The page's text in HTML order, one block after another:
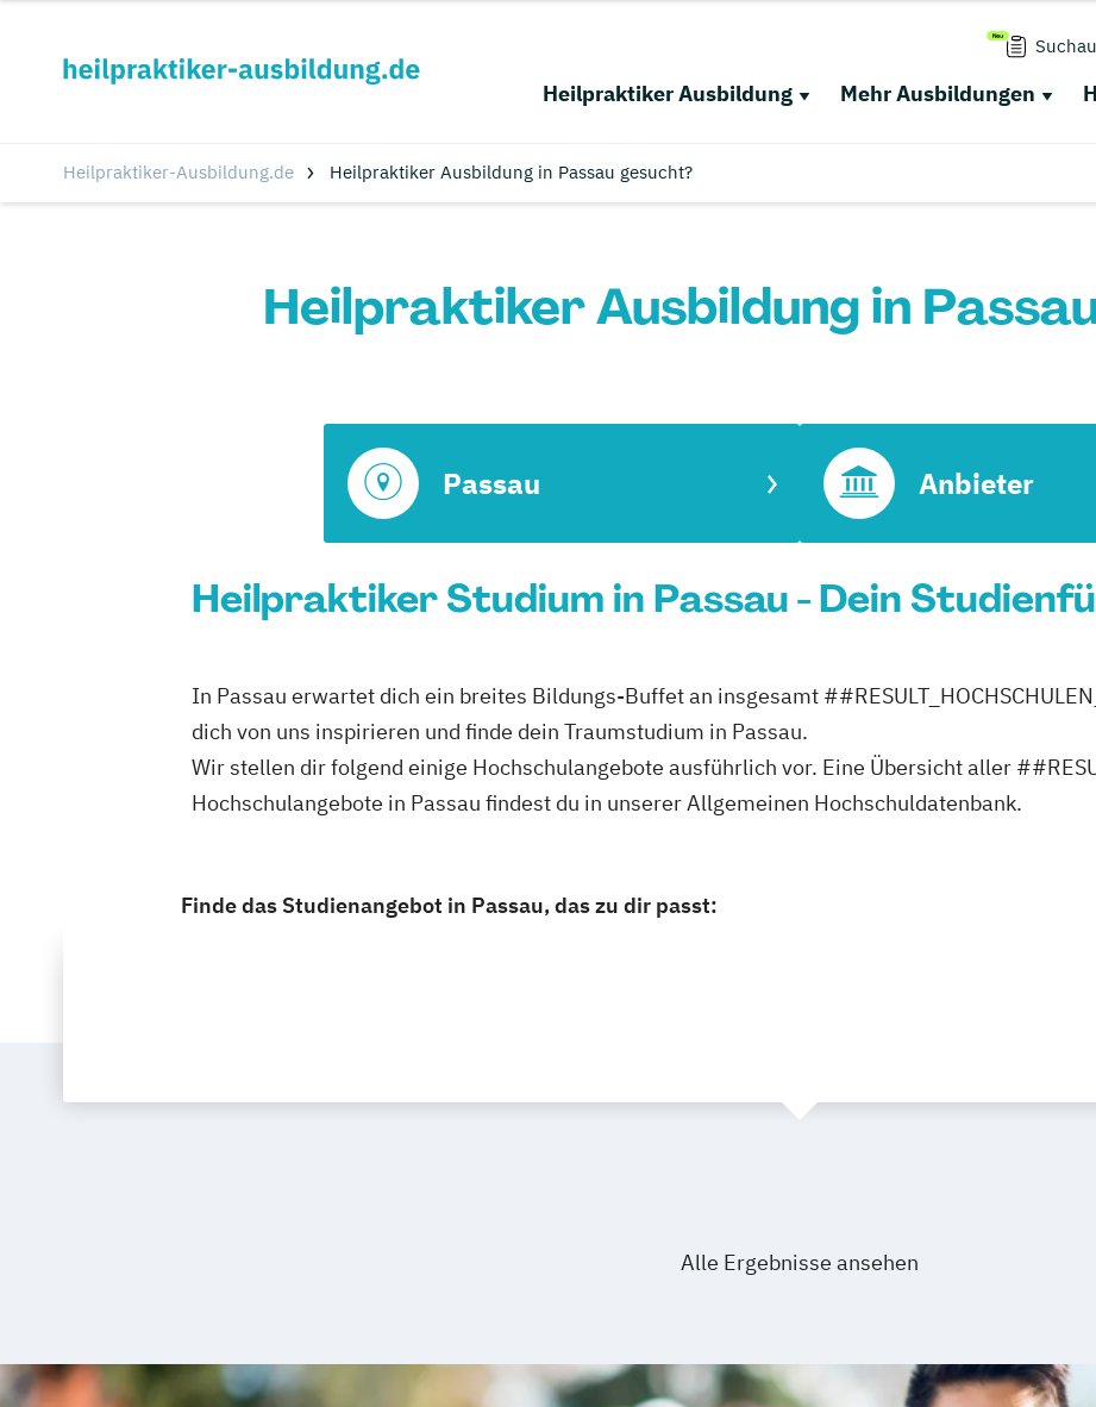
Heilpraktiker Ausbildung Mehr Ausbildungen
Heilpraktiker-Ausbildung.de Heilpraktiker Ausbildung in Passau gesucht?
Heilpraktiker Ausbildung in
Passau Anbieter
Heilpraktiker Studium in Passau - Dein
In Passau erwartet dich ein breites Bildungs-Buffet an insgesamt
dich von uns inspirieren und finde dein Traumstudium in Passau.
Wir stellen dir folgend einige Hochschulangebote ausführlich vor. Eine Übersicht aller
Hochschulangebote in Passau findest du in unserer Allgemeinen Hochschuldatenbank.
Finde das Studienangebot in Passau, das zu dir passt:
Alle Ergebnisse ansehen